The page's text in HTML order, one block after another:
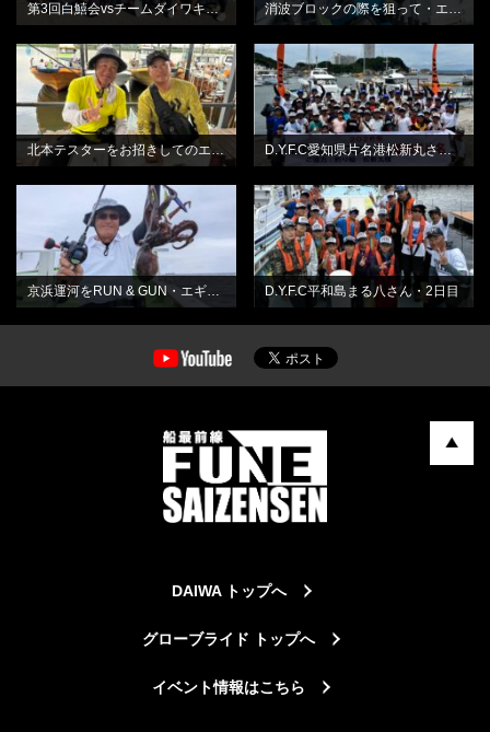
第3回白鱚会vsチームダイワキス釣り懇親会 消波ブロックの際を狙って・エギタコ釣り
BLOG
北本テスターをお招きしてのエギタコ釣り教室
BLOG
D.Y.F.C愛知県片名港松新丸さん・シロギススクール
BLOG
D.Y.F.C平和島まる八さん・2日目
DAIWA トップへ
グローブライド トップへ
イベント情報はこちら